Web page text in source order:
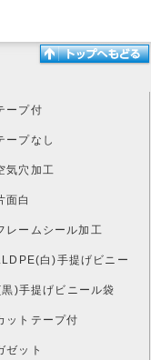
ープ付
ープなし
気穴加工
面白
レームシール加工
白)手提げビニー
)手提げビニール袋
ットテープ付
ゼット